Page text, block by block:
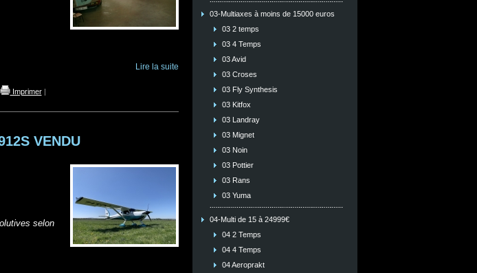
03-Multiaxes à moins de 15000 euros
03 2 temps
03 4 Temps
03 Avid
03 Croses
03 Fly Synthesis
03 Kitfox
03 Landray
03 Mignet
03 Noin
03 Pottier
03 Rans
03 Yuma
04-Multi de 15 à 24999€
04 2 Temps
04 4 Temps
04 Aeroprakt
Lire la suite
Imprimer|
VENDU
selon